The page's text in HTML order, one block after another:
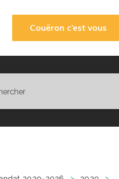
Couëron c’est vous